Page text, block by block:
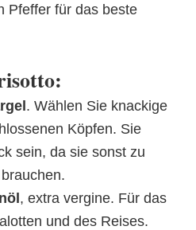
Pfeffer für das beste
. Wählen Sie knackige
Köpfen. Sie
sein, da sie sonst zu
, extra vergine. Für das
und des Reises.